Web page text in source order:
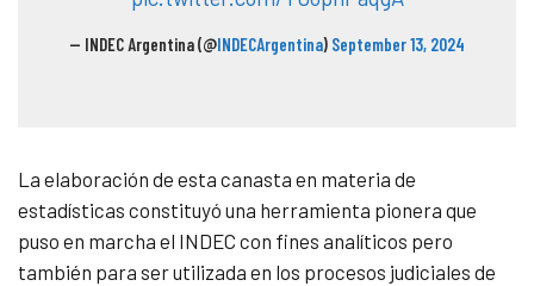
— INDEC Argentina (@INDECArgentina) September 13, 2024
La elaboración de esta canasta en materia de
estadísticas constituyó una herramienta pionera que
puso en marcha el INDEC con fines analíticos pero
también para ser utilizada en los procesos judiciales de